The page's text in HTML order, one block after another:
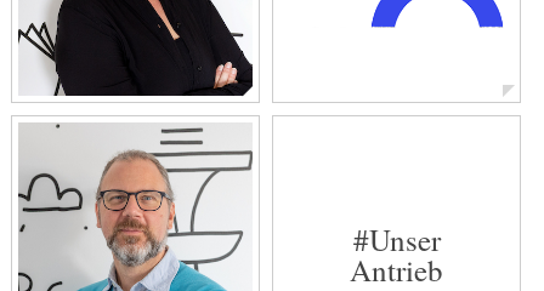
Nora Krückel
Geschäftsführerin & Head of
Nachhaltigkeitskommunikation
#Unser
Antrieb